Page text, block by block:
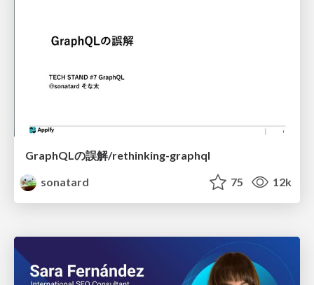
GraphQLの誤解/rethinking-graphql
sonatard
75 12k